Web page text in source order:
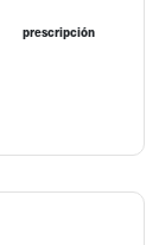
prescripción